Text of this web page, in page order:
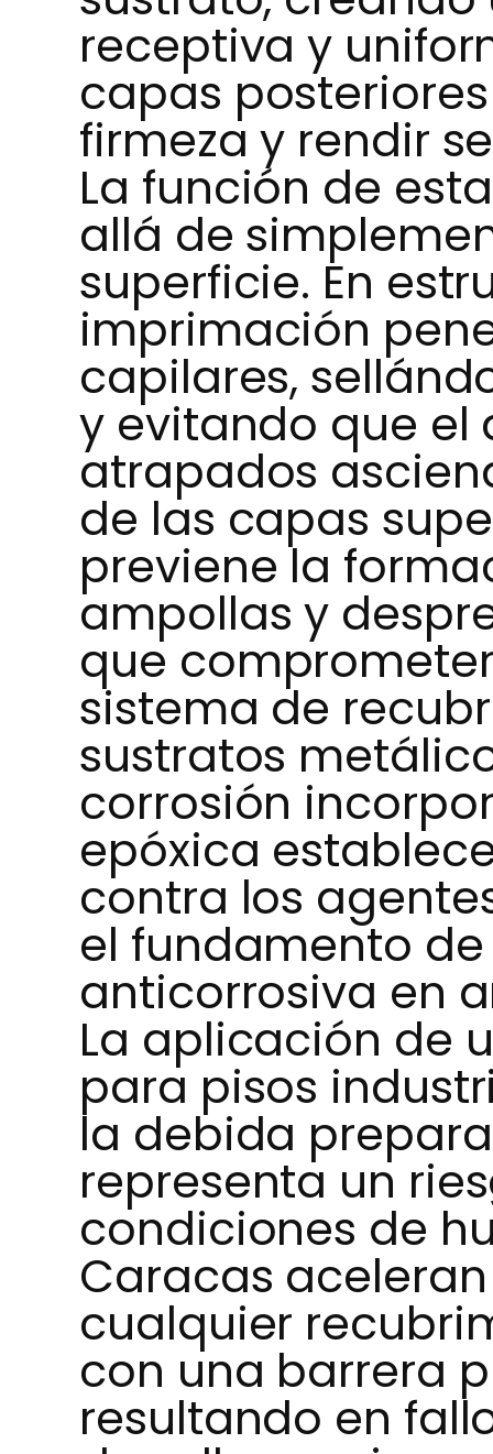
receptiva y
capas
firmeza y rendir
La función de
allá de
superficie. En
imprimación
capilares,
y evitando que el
atrapados
de las capas
previene la
ampollas y
que
sistema de
sustratos
corrosión
epóxica
contra los
el fundamento
anticorrosiva en
La aplicación de
para pisos
la debida
representa un
condiciones de
Caracas
cualquier
con una barrera
resultando en